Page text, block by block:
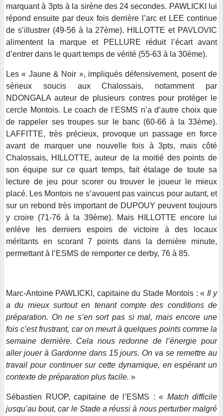
marquant à 3pts à la sirène des 24 secondes. PAWLICKI lui
répond ensuite par deux fois derrière l’arc et LEE continue
de s’illustrer (49-56 à la 27ème). HILLOTTE et PAVLOVIC
alimentent la marque et PELLURE réduit l’écart avant
d’entrer dans le quart temps de vérité (55-63 à la 30ème).
Les « Jaune & Noir », impliqués défensivement, posent de
sérieux soucis aux Chalossais, notamment par
NDONGALA auteur de plusieurs contres pour protéger le
cercle Montois. Le coach de l’ESMS n’a d’autre choix que
de rappeler ses troupes sur le banc (60-66 à la 33ème).
LAFFITTE, très précieux, provoque un passage en force
avant de marquer une nouvelle fois à 3pts, mais côté
Chalossais, HILLOTTE, auteur de la moitié des points de
son équipe sur ce quart temps, fait étalage de toute sa
lecture de jeu pour scorer ou trouver le joueur le mieux
placé. Les Montois ne s’avouent pas vaincus pour autant, et
sur un rebond très important de DUPOUY peuvent toujours
y croire (71-76 à la 39ème). Mais HILLOTTE encore lui
enlève les derniers espoirs de victoire à des locaux
méritants en scorant 7 points dans la dernière minute,
permettant à l’ESMS de remporter ce derby, 76 à 85.
Marc-Antoine PAWLICKI, capitaine du Stade Montois : « Il y
a du mieux surtout en tenant compte des conditions de
préparation. On ne s’en sort pas si mal, mais encore une
fois c’est frustrant, car on meurt à quelques points comme la
semaine dernière. Cela nous redonne de l’énergie pour
aller jouer à Gardonne dans 15 jours. On va se remettre au
travail pour continuer sur cette dynamique, en espérant un
contexte de préparation plus facile. »
Sébastien RUOP, capitaine de l’ESMS : « Match difficile
jusqu’au bout, car le Stade a réussi à nous perturber malgré